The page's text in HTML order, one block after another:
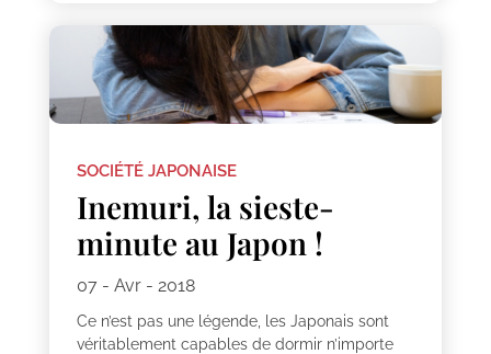
SOCIÉTÉ JAPONAISE
Inemuri, la sieste-
minute au Japon !
07 - Avr - 2018
Ce n’est pas une légende, les Japonais sont
véritablement capables de dormir n’importe